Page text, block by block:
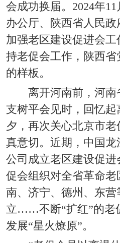
会成功换届。2024年
办公厅、陕西省人民
加强老区建设促进会
持老促会工作，陕西
的样板。
离开河南前，河南
支树平会见时，回忆
夕，再次关心北京市
真意切。近期，中国
公司成立老区建设促
促会组织对全省革命
南、济宁、德州、东
立……不断“扩红”的老
发展“星火燎原”。